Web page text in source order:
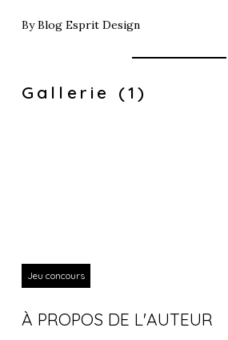
ByBlog Esprit Design
Gallerie (1)
Jeu concours
À PROPOS DE L'AUTEUR